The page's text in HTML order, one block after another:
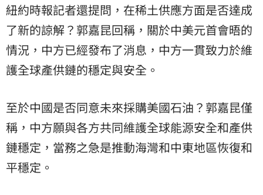
紐約時報記者還提問，在稀土供應方面是否達成
了新的諒解？郭嘉昆回稱，關於中美元首會晤的
情況，中方已經發布了消息，中方一貫致力於維
護全球產供鏈的穩定與安全。
至於中國是否同意未來採購美國石油？郭嘉昆僅
稱，中方願與各方共同維護全球能源安全和產供
鏈穩定，當務之急是推動海灣和中東地區恢復和
平穩定。